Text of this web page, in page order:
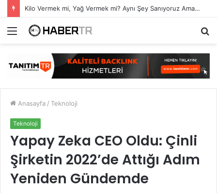
Kilo Vermek mi, Yağ Vermek mi? Aynı Şey Sanıyoruz Ama Değil!
Menü
Anasayfa / Teknoloji
Teknoloji
Yapay Zeka CEO Oldu: Çinli
Şirketin 2022’de Attığı Adım
Yeniden Gündemde